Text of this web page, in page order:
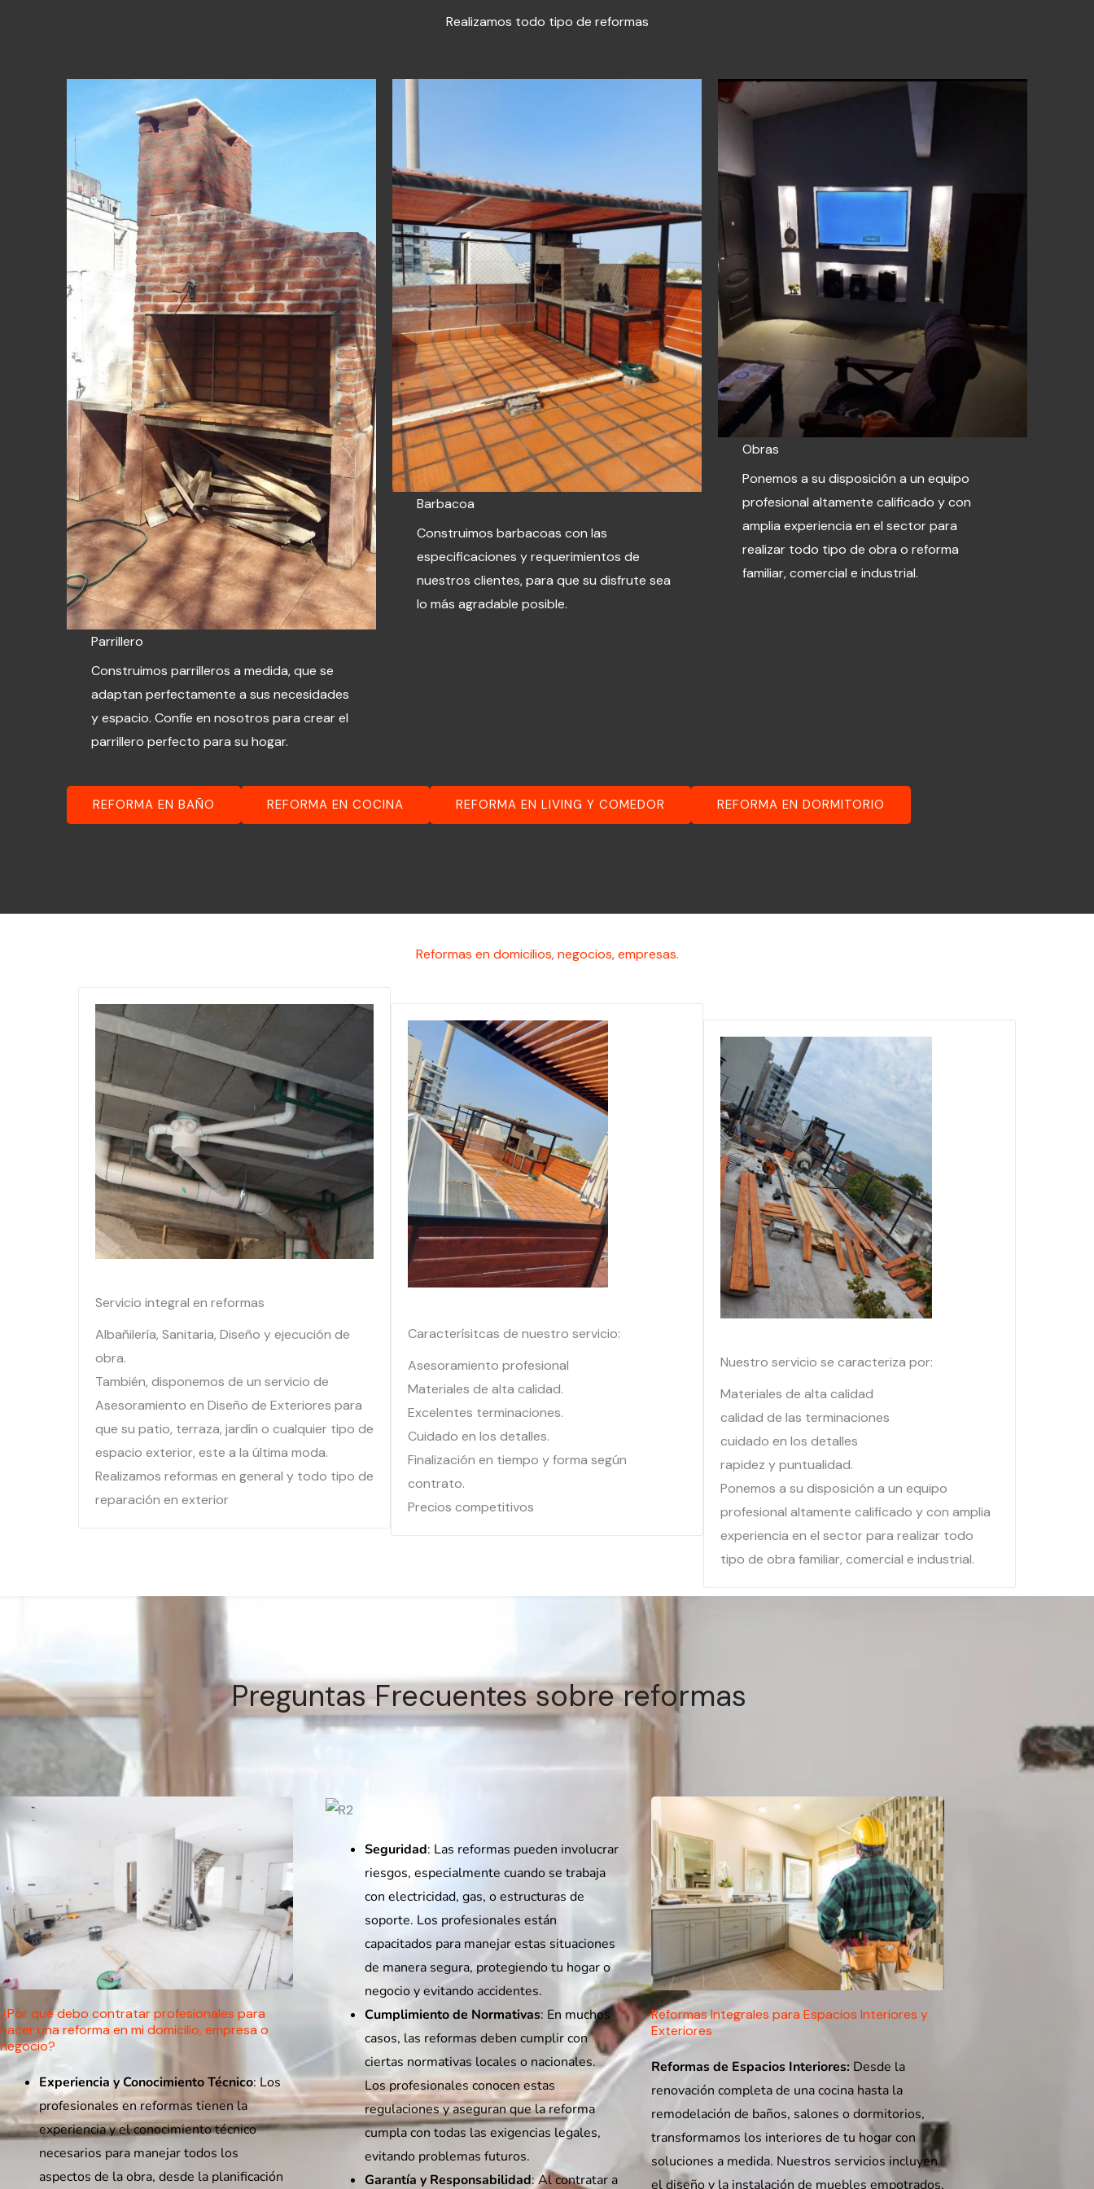
Realizamos todo tipo de reformas
Parrillero
Construimos parrilleros a medida, que se
adaptan perfectamente a sus necesidades
y espacio. Confíe en nosotros para crear el
parrillero perfecto para su hogar.
Barbacoa
Construimos barbacoas con las
especificaciones y requerimientos de
nuestros clientes, para que su disfrute sea
lo más agradable posible.
Obras
Ponemos a su disposición a un equipo
profesional altamente calificado y con
amplia experiencia en el sector para
realizar todo tipo de obra o reforma
familiar, comercial e industrial.
REFORMA EN BAÑO REFORMA EN COCINA REFORMA EN LIVING Y COMEDOR REFORMA EN DORMITORIO
Reformas en domicilios, negocios, empresas.
Servicio integral en reformas
Albañilería, Sanitaria, Diseño y ejecución de
obra.
También, disponemos de un servicio de
Asesoramiento en Diseño de Exteriores para
que su patio, terraza, jardín o cualquier tipo de
espacio exterior, este a la última moda.
Realizamos reformas en general y todo tipo de
reparación en exterior
Caracterísitcas de nuestro servicio:
Asesoramiento profesional
Materiales de alta calidad.
Excelentes terminaciones.
Cuidado en los detalles.
Finalización en tiempo y forma según
contrato.
Precios competitivos
Nuestro servicio se caracteriza por:
Materiales de alta calidad
calidad de las terminaciones
cuidado en los detalles
rapidez y puntualidad.
Ponemos a su disposición a un equipo
profesional altamente calificado y con amplia
experiencia en el sector para realizar todo
tipo de obra familiar, comercial e industrial.
Preguntas Frecuentes sobre reformas
¿Por qué debo contratar profesionales para
hacer una reforma en mi domicilio, empresa o
negocio?
Experiencia y Conocimiento Técnico: Los
profesionales en reformas tienen la
experiencia y el conocimiento técnico
necesarios para manejar todos los
aspectos de la obra, desde la planificación
Seguridad: Las reformas pueden involucrar
riesgos, especialmente cuando se trabaja
con electricidad, gas, o estructuras de
soporte. Los profesionales están
capacitados para manejar estas situaciones
de manera segura, protegiendo tu hogar o
negocio y evitando accidentes.
Cumplimiento de Normativas: En muchos
casos, las reformas deben cumplir con
ciertas normativas locales o nacionales.
Los profesionales conocen estas
regulaciones y aseguran que la reforma
cumpla con todas las exigencias legales,
evitando problemas futuros.
Garantía y Responsabilidad: Al contratar a
Reformas Integrales para Espacios Interiores y
Exteriores
Reformas de Espacios Interiores:Desde la
renovación completa de una cocina hasta la
remodelación de baños, salones o dormitorios,
transformamos los interiores de tu hogar con
soluciones a medida. Nuestros servicios incluyen
el diseño y la instalación de muebles empotrados,